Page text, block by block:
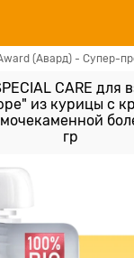
(Авард) - Супер-
CARE для
из курицы с
гр